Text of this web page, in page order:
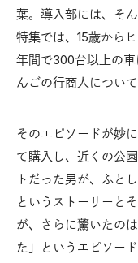
葉。導入部には、そ
特集では、15歳から
年間で300台以上の
んごの行商人につい
そのエピソードが妙
て購入し、近くの公
トだった男が、ふと
というストーリーと
が、さらに驚いたの
た」というエピソード